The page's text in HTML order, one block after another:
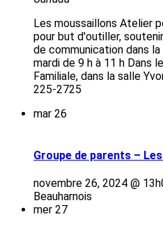
Les moussaillons Atelier
pour but d'outiller,
de communication dans
mardi de 9 h à 11 h Dans
Familiale, dans la salle
225-2725
mar 26
Groupe de parents –
novembre 26, 2024 @
Beauharnois
mer 27